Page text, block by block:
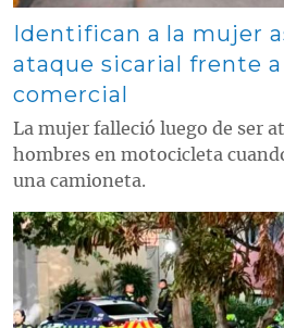
Identifican a la mujer
ataque sicarial frente
comercial
La mujer falleció luego de ser
hombres en motocicleta
una camioneta.
Contenido multimedia principal